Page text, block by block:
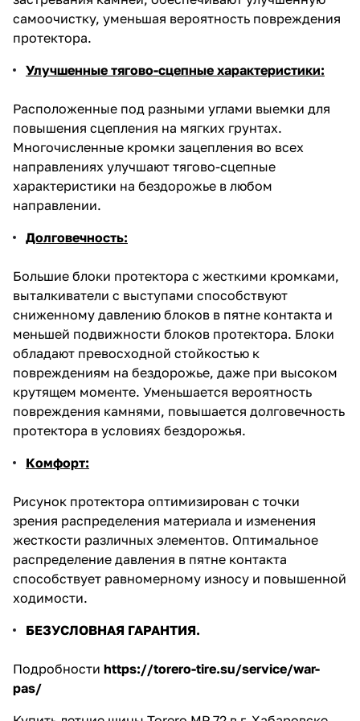
самоочистку, уменьшая вероятность повреждения
протектора.
Улучшенные тягово-сцепные характеристики:
Расположенные под разными углами выемки для
повышения сцепления на мягких грунтах.
Многочисленные кромки зацепления во всех
направлениях улучшают тягово-сцепные
характеристики на бездорожье в любом
направлении.
Долговечность:
Большие блоки протектора с жесткими кромками,
выталкиватели с выступами способствуют
сниженному давлению блоков в пятне контакта и
меньшей подвижности блоков протектора. Блоки
обладают превосходной стойкостью к
повреждениям на бездорожье, даже при высоком
крутящем моменте. Уменьшается вероятность
повреждения камнями, повышается долговечность
протектора в условиях бездорожья.
Комфорт:
Рисунок протектора оптимизирован с точки
зрения распределения материала и изменения
жесткости различных элементов. Оптимальное
распределение давления в пятне контакта
способствует равномерному износу и повышенной
ходимости.
БЕЗУСЛОВНАЯ ГАРАНТИЯ.
Подробности https://torero-tire.su/service/war-
pas/